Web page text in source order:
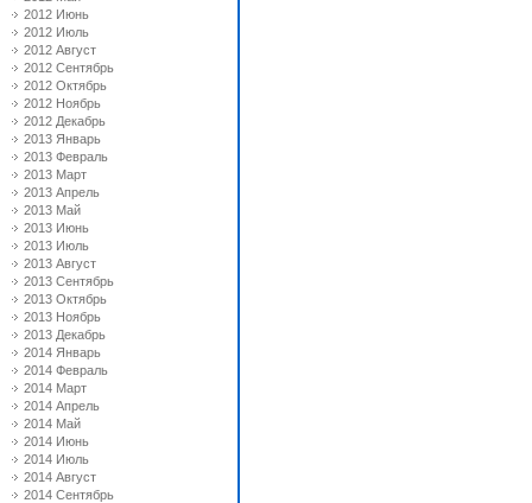
2012 Июнь
2012 Июль
2012 Август
2012 Сентябрь
2012 Октябрь
2012 Ноябрь
2012 Декабрь
2013 Январь
2013 Февраль
2013 Март
2013 Апрель
2013 Май
2013 Июнь
2013 Июль
2013 Август
2013 Сентябрь
2013 Октябрь
2013 Ноябрь
2013 Декабрь
2014 Январь
2014 Февраль
2014 Март
2014 Апрель
2014 Май
2014 Июнь
2014 Июль
2014 Август
2014 Сентябрь